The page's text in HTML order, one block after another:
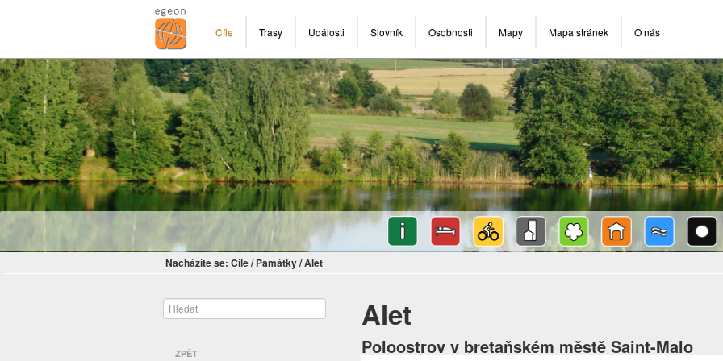
Cíle Trasy Události Slovník Osobnosti Mapy Mapa stránek O nás
Nacházíte se: Cíle/ Památky/Alet
ZPĚT
Alet
Poloostrov v bretaňském městě Saint-Malo